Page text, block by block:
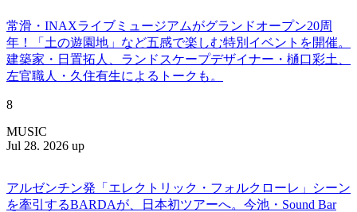
常滑・INAXライブミュージアムがグランドオープン20周
年！「土の遊園地」など五感で楽しむ特別イベントを開催。
建築家・日置拓人、ランドスケープデザイナー・樋口彩土、
左官職人・久住有生によるトークも。
8
MUSIC
Jul 28. 2026 up
アルゼンチン発「エレクトリック・フォルクローレ」シーン
を牽引するBARDAが、日本初ツアーへ。今池・Sound Bar